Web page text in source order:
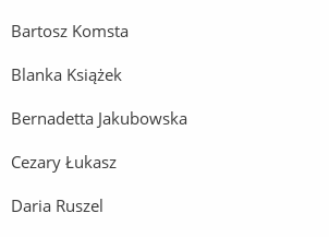
Bartosz Komsta
Blanka Książek
Bernadetta Jakubowska
Cezary Łukasz
Daria Ruszel